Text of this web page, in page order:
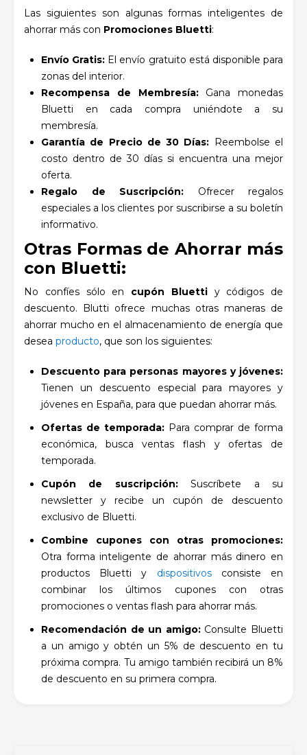
Las siguientes son algunas formas inteligentes de
ahorrar más con Promociones Bluetti:
Envío Gratis: El envío gratuito está disponible para
zonas del interior.
Recompensa de Membresía: Gana monedas
Bluetti en cada compra uniéndote a su
membresía.
Garantía de Precio de 30 Días: Reembolse el
costo dentro de 30 días si encuentra una mejor
oferta.
Regalo de Suscripción: Ofrecer regalos
especiales a los clientes por suscribirse a su boletín
informativo.
Otras Formas de Ahorrar más
con Bluetti:
No confíes sólo en cupón Bluetti y códigos de
descuento. Blutti ofrece muchas otras maneras de
ahorrar mucho en el almacenamiento de energía que
desea producto, que son los siguientes:
Descuento para personas mayores y jóvenes:
Tienen un descuento especial para mayores y
jóvenes en España, para que puedan ahorrar más.
Ofertas de temporada: Para comprar de forma
económica, busca ventas flash y ofertas de
temporada.
Cupón de suscripción:Suscríbete a su
newsletter y recibe un cupón de descuento
exclusivo de Bluetti.
Combine cupones con otras promociones:
Otra forma inteligente de ahorrar más dinero en
productos Bluetti y dispositivos consiste en
combinar los últimos cupones con otras
promociones o ventas flash para ahorrar más.
Recomendación de un amigo: Consulte Bluetti
a un amigo y obtén un 5% de descuento en tu
próxima compra. Tu amigo también recibirá un 8%
de descuento en su primera compra.